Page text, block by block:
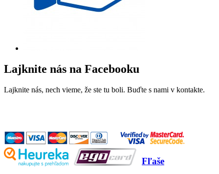
Lajknite nás na Facebooku
Lajknite nás, nech vieme, že ste tu boli. Buďte s nami v kontakte.
Fľaše